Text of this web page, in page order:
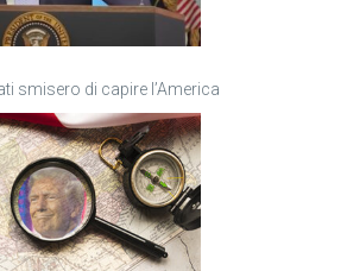
smisero di capire l’America